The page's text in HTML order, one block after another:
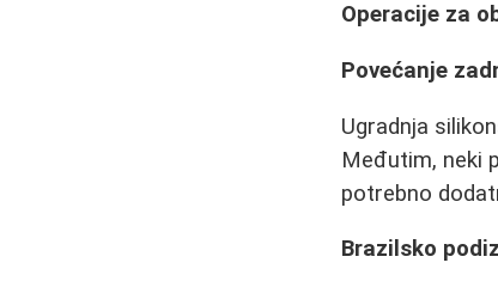
Operacije za
Povećanje
Ugradnja
Međutim, neki
potrebno
Brazilsko